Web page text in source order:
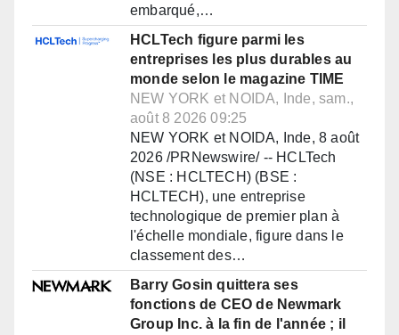
embarqué,…
HCLTech figure parmi les
entreprises les plus durables au
monde selon le magazine TIME
NEW YORK et NOIDA, Inde, sam.,
août 8 2026 09:25
NEW YORK et NOIDA, Inde, 8 août
2026 /PRNewswire/ -- HCLTech
(NSE : HCLTECH) (BSE :
HCLTECH), une entreprise
technologique de premier plan à
l'échelle mondiale, figure dans le
classement des…
Barry Gosin quittera ses
fonctions de CEO de Newmark
Group Inc. à la fin de l'année ; il